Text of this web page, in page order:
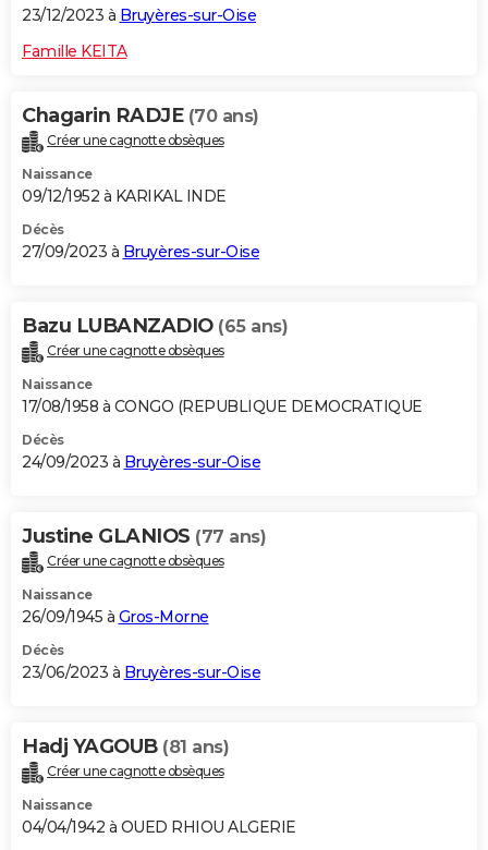
23/12/2023 à Bruyères-sur-Oise
Famille KEITA
Chagarin RADJE (70 ans)
Créer une cagnotte obsèques
Naissance
09/12/1952 à KARIKAL INDE
Décès
27/09/2023 à Bruyères-sur-Oise
Bazu LUBANZADIO (65 ans)
Créer une cagnotte obsèques
Naissance
17/08/1958 à CONGO (REPUBLIQUE DEMOCRATIQUE
Décès
24/09/2023 à Bruyères-sur-Oise
Justine GLANIOS (77 ans)
Créer une cagnotte obsèques
Naissance
26/09/1945 à Gros-Morne
Décès
23/06/2023 à Bruyères-sur-Oise
Hadj YAGOUB (81 ans)
Créer une cagnotte obsèques
Naissance
04/04/1942 à OUED RHIOU ALGERIE